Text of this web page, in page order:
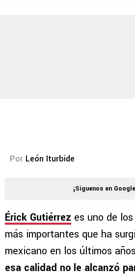
Por León Iturbide
¡Síguenos en
Érick Gutiérrez es uno de
más importantes que ha
mexicano en los últimos
esa calidad no le alcanzó